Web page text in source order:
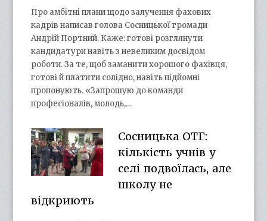
Про амбітні плани щодо залучення фахових
кадрів написав голова Сосницької громади
Андрій Портний. Каже: готові розглянути
кандидатури навіть з невеликим досвідом
роботи. За те, щоб заманити хорошого фахівця,
готові й платити солідно, навіть підйомні
пропонують. «Запрошую до команди
професіоналів, молодь,…
Сосницька ОТГ:
кількість учнів у
селі подвоїлась, але
школу не
відкриють